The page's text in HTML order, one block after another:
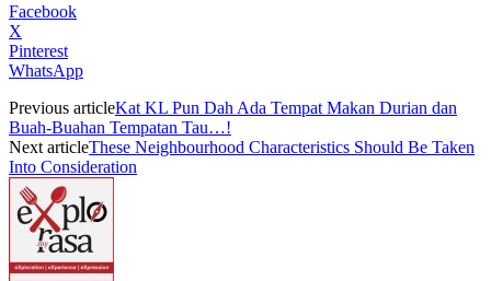
Facebook
X
Pinterest
WhatsApp
Previous articleKat KL Pun Dah Ada Tempat Makan Durian dan
Buah-Buahan Tempatan Tau…!
Next articleThese Neighbourhood Characteristics Should Be Taken
Into Consideration